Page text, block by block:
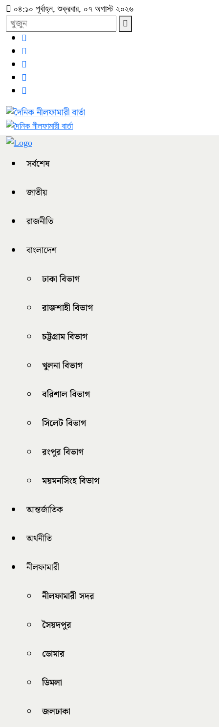
০৪:১০ পূর্বাহ্ন, শুক্রবার, ০৭ অগাস্ট ২০২৬
সর্বশেষ
জাতীয়
রাজনীতি
বাংলাদেশ
ঢাকা বিভাগ
রাজশাহী বিভাগ
চট্টগ্রাম বিভাগ
খুলনা বিভাগ
বরিশাল বিভাগ
সিলেট বিভাগ
রংপুর বিভাগ
ময়মনসিংহ বিভাগ
আন্তর্জাতিক
অর্থনীতি
নীলফামারী
নীলফামারী সদর
সৈয়দপুর
ডোমার
ডিমলা
জলঢাকা